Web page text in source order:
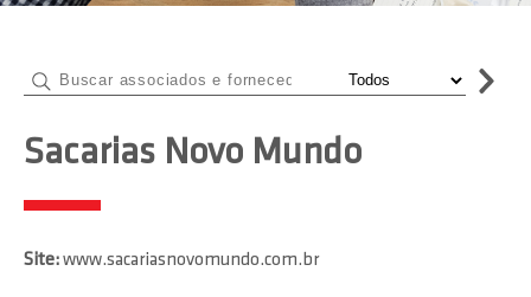
Sacarias Novo Mundo
Site:www.sacariasnovomundo.com.br